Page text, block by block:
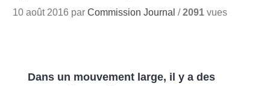
10 août 2016 parCommission Journal /2091 vues
Dans un mouvement large, il y a des